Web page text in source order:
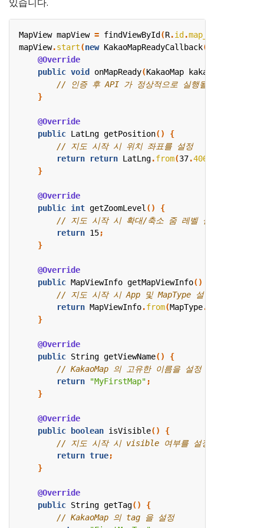
MapView mapView = findViewById (R.id .map_view
mapView.start(new KakaoMapReadyCallback()
@Override
public void onMapReady(KakaoMap kakaoMap
}
@Override
public LatLng getPosition()
{
return
return LatLng.from(37.406960
}
@Override
public int getZoomLevel()
{
return 15;
}
@Override
public MapViewInfo getMapViewInfo()
return MapViewInfo.from(MapType.
}
@Override
public String getViewName()
{
return
"MyFirstMap";
}
@Override
public
boolean isVisible()
{
return true;
}
@Override
public String getTag()
{